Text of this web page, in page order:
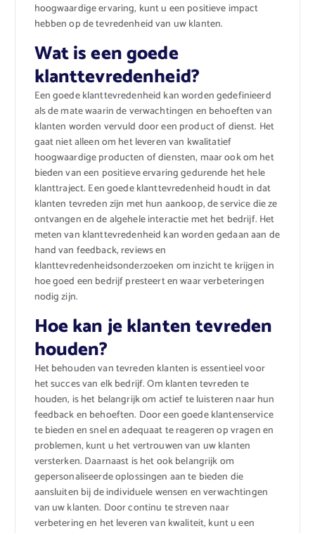
hoogwaardige ervaring, kunt u een positieve impact
hebben op de tevredenheid van uw klanten.
Wat is een goede
klanttevredenheid?
Een goede klanttevredenheid kan worden gedefinieerd
als de mate waarin de verwachtingen en behoeften van
klanten worden vervuld door een product of dienst. Het
gaat niet alleen om het leveren van kwalitatief
hoogwaardige producten of diensten, maar ook om het
bieden van een positieve ervaring gedurende het hele
klanttraject. Een goede klanttevredenheid houdt in dat
klanten tevreden zijn met hun aankoop, de service die ze
ontvangen en de algehele interactie met het bedrijf. Het
meten van klanttevredenheid kan worden gedaan aan de
hand van feedback, reviews en
klanttevredenheidsonderzoeken om inzicht te krijgen in
hoe goed een bedrijf presteert en waar verbeteringen
nodig zijn.
Hoe kan je klanten tevreden
houden?
Het behouden van tevreden klanten is essentieel voor
het succes van elk bedrijf. Om klanten tevreden te
houden, is het belangrijk om actief te luisteren naar hun
feedback en behoeften. Door een goede klantenservice
te bieden en snel en adequaat te reageren op vragen en
problemen, kunt u het vertrouwen van uw klanten
versterken. Daarnaast is het ook belangrijk om
gepersonaliseerde oplossingen aan te bieden die
aansluiten bij de individuele wensen en verwachtingen
van uw klanten. Door continu te streven naar
verbetering en het leveren van kwaliteit, kunt u een